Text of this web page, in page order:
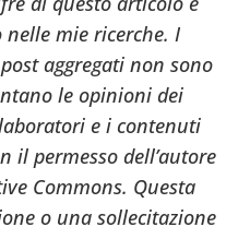
mie ricerche. I
aggregati non sono
le opinioni dei
e i contenuti
il permesso dell’autore
Commons. Questa
o una sollecitazione